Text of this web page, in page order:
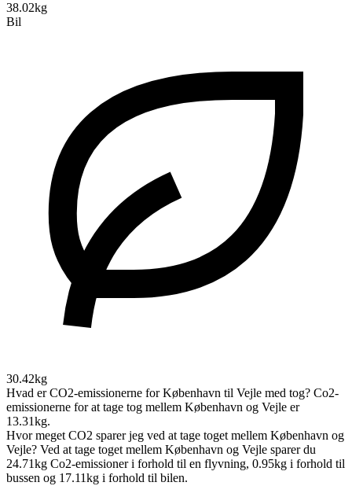
38.02kg
Bil
30.42kg
Hvad er CO2-emissionerne for København til Vejle med tog? Co2-
emissionerne for at tage tog mellem København og Vejle er
13.31kg.
Hvor meget CO2 sparer jeg ved at tage toget mellem København og
Vejle? Ved at tage toget mellem København og Vejle sparer du
24.71kg Co2-emissioner i forhold til en flyvning, 0.95kg i forhold til
bussen og 17.11kg i forhold til bilen.